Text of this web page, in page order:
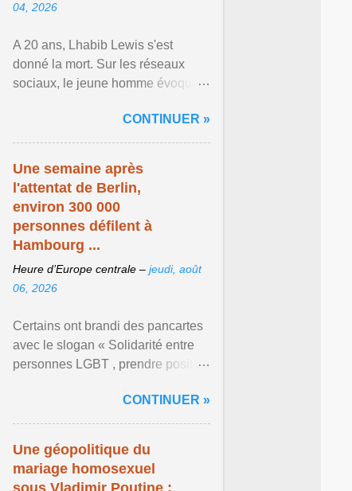
04, 2026
A 20 ans, Lhabib Lewis s'est
donné la mort. Sur les réseaux
sociaux, le jeune homme évoquait
santé mentale, sa sexualité et
Afficher l'article ...
CONTINUER »
Une semaine après
l'attentat de Berlin,
environ 300 000
personnes défilent à
Hambourg ...
Heure d’Europe centrale – jeudi, août
06, 2026
Certains ont brandi des pancartes
avec le slogan « Solidarité entre
personnes LGBT , prendre position
raison de l ... Afficher l'article ...
CONTINUER »
Une géopolitique du
mariage homosexuel
sous Vladimir Poutine :